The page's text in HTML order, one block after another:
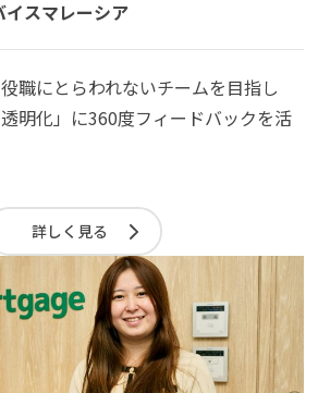
イスマレーシア
職にとらわれないチームを目指し
明化」に360度フィードバックを活
詳しく見る